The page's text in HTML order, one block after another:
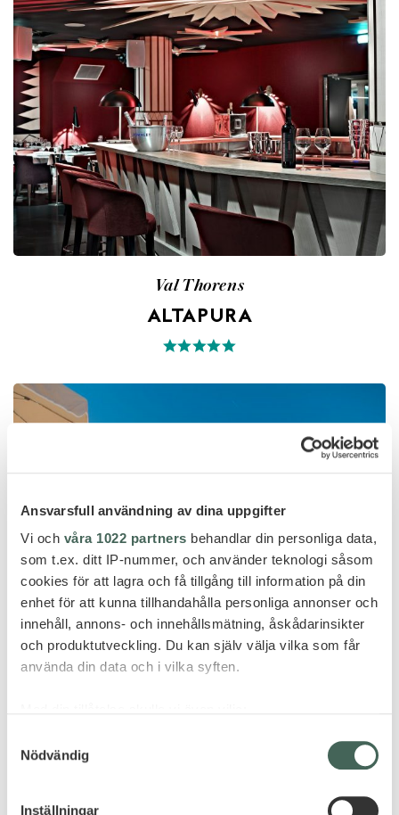
Ansvarsfull användning av dina uppgifter
Vi och våra 1022 partners behandlar din personliga data,
som t.ex. ditt IP-nummer, och använder teknologi såsom
cookies för att lagra och få tillgång till information på din
enhet för att kunna tillhandahålla personliga annonser och
innehåll, annons- och innehållsmätning, åskådarinsikter
och produktutveckling. Du kan själv välja vilka som får
använda din data och i vilka syften.
som kan ha en noggrannhet på upp till flera meter
Nödvändig
Inställningar
Val Thorens
ALTAPURA